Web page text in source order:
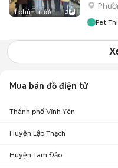
1 phút trước 3
Pet
Mua bán đồ điện tử
Thành phố Vĩnh Yên
Huyện Lập Thạch
Huyện Tam Đảo